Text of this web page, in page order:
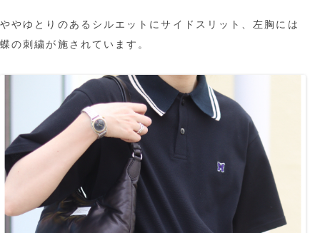
ややゆとりのあるシルエットにサイドスリット、左胸には
蝶の刺繍が施されています。